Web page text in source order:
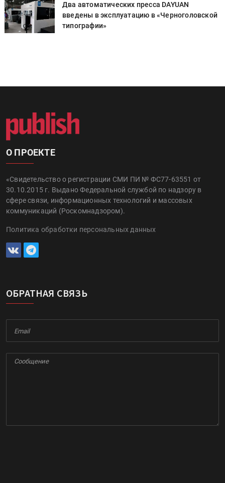
Два автоматических пресса DAYUAN
введены в эксплуатацию в «Черноголовской
типографии»
О ПРОЕКТЕ
«Свидетельство о регистрации СМИ ПИ № ФС77-63551 от
30.10.2015 г. Выдано Федеральной службой по надзору в
сфере связи, информационных технологий и массовых
коммуникаций (Роскомнадзором).
Политика обработки персональных данных
ОБРАТНАЯ СВЯЗЬ